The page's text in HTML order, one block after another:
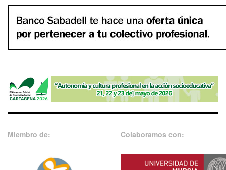
Miembro de: Colaboramos con: